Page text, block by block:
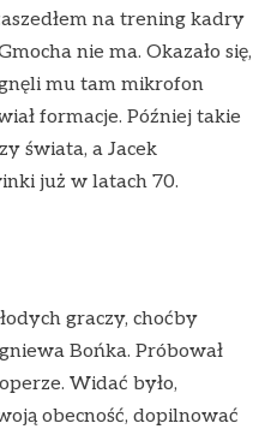
na trening kadry
nie ma. Okazało się,
mu tam mikrofon
formacje. Później takie
świata, a Jacek
już w latach 70.
graczy, choćby
Bońka. Próbował
Widać było,
obecność, dopilnować